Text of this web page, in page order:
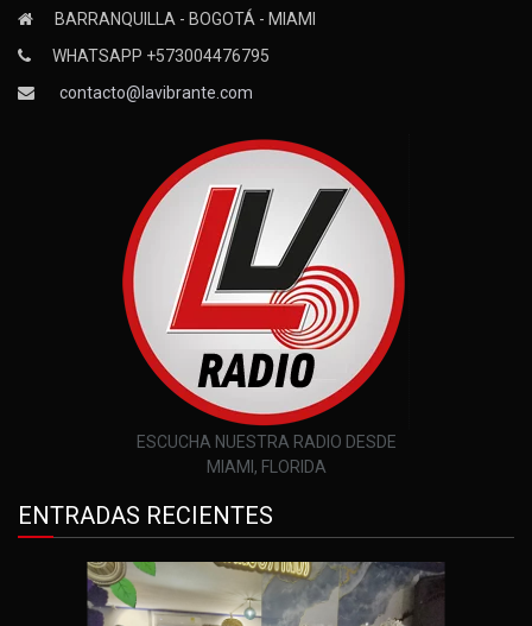
BARRANQUILLA - BOGOTÁ - MIAMI
WHATSAPP +573004476795
contacto@lavibrante.com
ESCUCHA NUESTRA RADIO DESDE
MIAMI, FLORIDA
ENTRADAS RECIENTES